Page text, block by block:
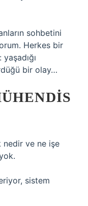
sohbetini
Herkes bir
bir olay…
nedir ve ne işe
sistem